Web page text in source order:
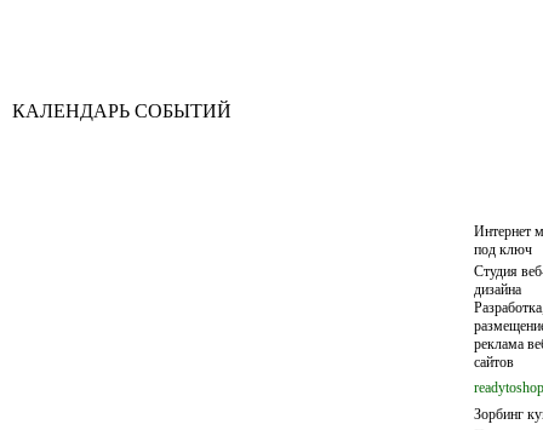
КАЛЕНДАРЬ СОБЫТИЙ
Интернет
под ключ
Студия
дизайна
реклама
сайтов
Зорбинг